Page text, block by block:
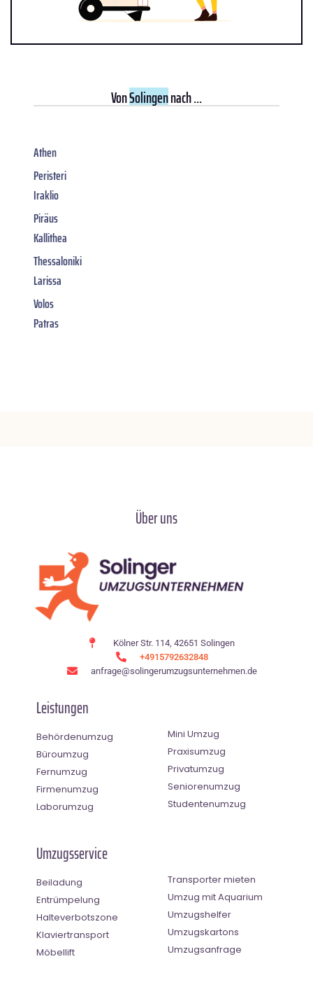
VonSolingennach ...
Athen
Peristeri
Iraklio
Piräus
Kallithea
Thessaloniki
Larissa
Volos
Patras
Über uns
Kölner Str. 114, 42651 Solingen
+4915792632848
anfrage@solingerumzugsunternehmen.de
Leistungen
Behördenumzug
Büroumzug
Fernumzug
Firmenumzug
Laborumzug
Mini Umzug
Praxisumzug
Privatumzug
Seniorenumzug
Studentenumzug
Umzugsservice
Beiladung
Entrümpelung
Halteverbotszone
Klaviertransport
Möbellift
Transporter mieten
Umzug mit Aquarium
Umzugshelfer
Umzugskartons
Umzugsanfrage